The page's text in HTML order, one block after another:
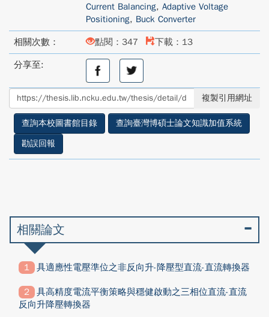
Current Balancing, Adaptive Voltage
Positioning, Buck Converter
相關次數： 點閱：347 下載：13
分享至:
分
至
facebook
分
享
至
twitter
複製引用網址
查詢本校圖書館目錄
查詢臺灣博碩士論文知識加值系統
勘誤回報
相關論文
具適應性電壓準位之非反向升-降壓型直流-直流轉換器
具高精度電流平衡策略與穩健啟動之三相位直流-直流
反向升降壓轉換器